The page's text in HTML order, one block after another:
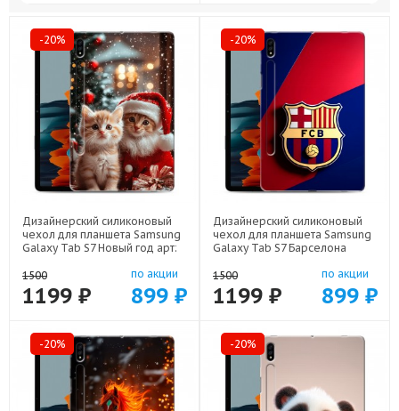
-20%
Дизайнерский силиконовый
чехол для планшета Samsung
Galaxy Tab S7 Новый год арт:
1500
1199 ₽
по акции
899 ₽
-20%
Дизайнерский силиконовый
чехол для планшета Samsung
Galaxy Tab S7 Барселона
1500
1199 ₽
по акции
899 ₽
-20% -20%